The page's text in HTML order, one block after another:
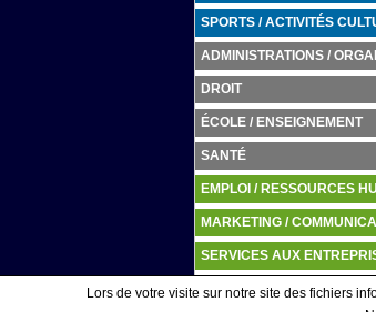
SPORTS / ACTIVITÉS
ADMINISTRATIONS /
DROIT
ÉCOLE / ENSEIGNEMENT
SANTÉ
EMPLOI / RESSOURCES
MARKETING /
SERVICES AUX
TRANSPORTS /
Lors de votre visite sur notre site des fichiers